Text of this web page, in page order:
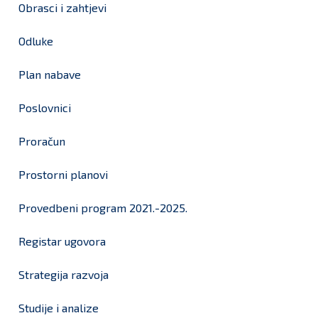
Obrasci i zahtjevi
Odluke
Plan nabave
Poslovnici
Proračun
Prostorni planovi
Provedbeni program 2021.-2025.
Registar ugovora
Strategija razvoja
Studije i analize